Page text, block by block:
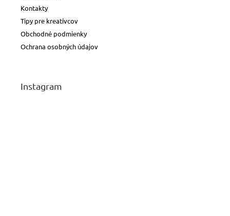
Kontakty
Tipy pre kreatívcov
Obchodné podmienky
Ochrana osobných údajov
Instagram